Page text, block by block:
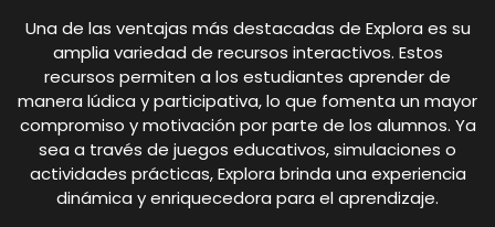
Una de las ventajas más destacadas de Explora es su
amplia variedad de recursos interactivos. Estos
recursos permiten a los estudiantes aprender de
manera lúdica y participativa, lo que fomenta un mayor
compromiso y motivación por parte de los alumnos. Ya
sea a través de juegos educativos, simulaciones o
actividades prácticas, Explora brinda una experiencia
dinámica y enriquecedora para el aprendizaje.